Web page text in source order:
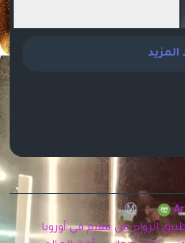
الزواج من مقيم في أوروبا